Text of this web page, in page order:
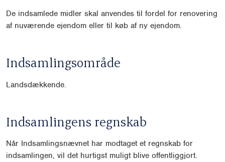
De indsamlede midler skal anvendes til fordel for renovering
af nuværende ejendom eller til køb af ny ejendom.
Indsamlingsområde
Landsdækkende.
Indsamlingens regnskab
Når Indsamlingsnævnet har modtaget et regnskab for
indsamlingen, vil det hurtigst muligt blive offentliggjort.